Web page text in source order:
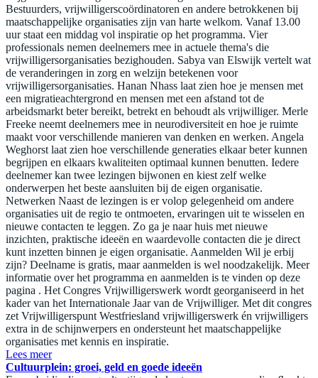
Bestuurders, vrijwilligerscoördinatoren en andere betrokkenen bij
maatschappelijke organisaties zijn van harte welkom. Vanaf 13.00
uur staat een middag vol inspiratie op het programma. Vier
professionals nemen deelnemers mee in actuele thema's die
vrijwilligersorganisaties bezighouden. Sabya van Elswijk vertelt wat
de veranderingen in zorg en welzijn betekenen voor
vrijwilligersorganisaties. Hanan Nhass laat zien hoe je mensen met
een migratieachtergrond en mensen met een afstand tot de
arbeidsmarkt beter bereikt, betrekt en behoudt als vrijwilliger. Merle
Freeke neemt deelnemers mee in neurodiversiteit en hoe je ruimte
maakt voor verschillende manieren van denken en werken. Angela
Weghorst laat zien hoe verschillende generaties elkaar beter kunnen
begrijpen en elkaars kwaliteiten optimaal kunnen benutten. Iedere
deelnemer kan twee lezingen bijwonen en kiest zelf welke
onderwerpen het beste aansluiten bij de eigen organisatie.
Netwerken Naast de lezingen is er volop gelegenheid om andere
organisaties uit de regio te ontmoeten, ervaringen uit te wisselen en
nieuwe contacten te leggen. Zo ga je naar huis met nieuwe
inzichten, praktische ideeën en waardevolle contacten die je direct
kunt inzetten binnen je eigen organisatie. Aanmelden Wil je erbij
zijn? Deelname is gratis, maar aanmelden is wel noodzakelijk. Meer
informatie over het programma en aanmelden is te vinden op deze
pagina . Het Congres Vrijwilligerswerk wordt georganiseerd in het
kader van het Internationale Jaar van de Vrijwilliger. Met dit congres
zet Vrijwilligerspunt Westfriesland vrijwilligerswerk én vrijwilligers
extra in de schijnwerpers en ondersteunt het maatschappelijke
organisaties met kennis en inspiratie.
Lees meer
Cultuurplein: groei, geld en goede ideeën